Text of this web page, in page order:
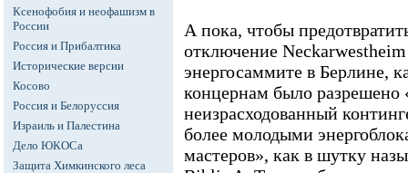
Ксенофобия и неофашизм в
России
Россия и Прибалтика
Исторические версии
Косово
Россия и Белоруссия
Израиль и Палестина
Дело ЮКОСа
Защита Химкинского леса
А пока, чтобы
отключение
энергосаммите в Берлине,
концернам было разрешено
неизрасходованный
более молодыми
мастеров», как в шутку